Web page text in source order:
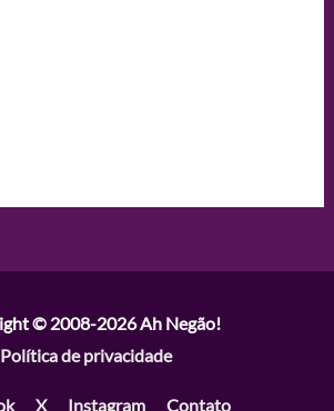
© 2008-2026Ah Negão!
Política de privacidade
X Instagram Contato